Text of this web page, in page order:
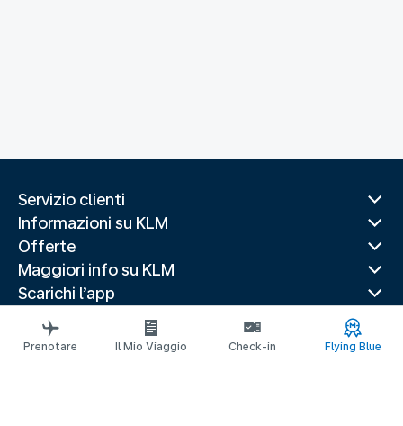
Servizio clienti
Informazioni su KLM
Offerte
Maggiori info su KLM
Scarichi l’app
Siti web correlati
Guide di viaggio
Prenotare Il Mio Viaggio Check-in Flying Blue